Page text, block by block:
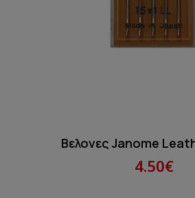
Βελονες Janome
4.50€